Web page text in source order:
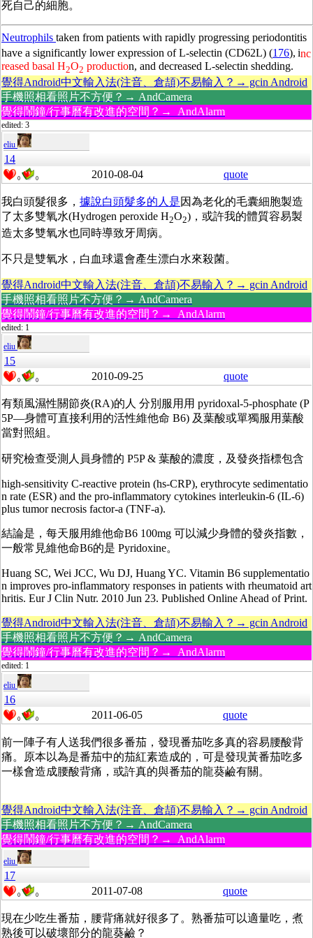
死自己的細胞。
Neutrophils taken from patients with rapidly progressing periodontitis
have a significantly lower expression of L-selectin (CD62L) (176), inc
reased basal H2O2 production, and decreased L-selectin shedding.
覺得Android中文輸入法(注音、倉頡)不易輸入？→ gcin Android
手機照相看照片不方便？→ AndCamera
覺得鬧鐘/行事曆有改進的空間？→ AndAlarm
edited: 3
eliu
14
0 0 2010-08-04 quote
我白頭髮很多， 據說白頭髮多的人是因為老化的毛囊細胞製造
了太多雙氧水(Hydrogen peroxide H2O2)，或許我的體質容易製
造太多雙氧水也同時導致牙周病。
不只是雙氧水，白血球還會產生漂白水來殺菌。
覺得Android中文輸入法(注音、倉頡)不易輸入？→ gcin Android
手機照相看照片不方便？→ AndCamera
覺得鬧鐘/行事曆有改進的空間？→ AndAlarm
edited: 1
eliu
15
0 0 2010-09-25 quote
有類風濕性關節炎(RA)的人 分別服用用 pyridoxal-5-phosphate (P
5P—身體可直接利用的活性維他命 B6) 及葉酸或單獨服用葉酸
當對照組。
研究檢查受測人員身體的 P5P & 葉酸的濃度，及發炎指標包含
high-sensitivity C-reactive protein (hs-CRP), erythrocyte sedimentatio
n rate (ESR) and the pro-inflammatory cytokines interleukin-6 (IL-6)
plus tumor necrosis factor-a (TNF-a).
結論是，每天服用維他命B6 100mg 可以減少身體的發炎指數，
一般常見維他命B6的是 Pyridoxine。
Huang SC, Wei JCC, Wu DJ, Huang YC. Vitamin B6 supplementatio
n improves pro-inflammatory responses in patients with rheumatoid art
hritis. Eur J Clin Nutr. 2010 Jun 23. Published Online Ahead of Print.
覺得Android中文輸入法(注音、倉頡)不易輸入？→ gcin Android
手機照相看照片不方便？→ AndCamera
覺得鬧鐘/行事曆有改進的空間？→ AndAlarm
edited: 1
eliu
16
0 0 2011-06-05 quote
前一陣子有人送我們很多番茄，發現番茄吃多真的容易腰酸背
痛。原本以為是番茄中的茄紅素造成的，可是發現黃番茄吃多
一樣會造成腰酸背痛，或許真的與番茄的龍葵鹼有關。
覺得Android中文輸入法(注音、倉頡)不易輸入？→ gcin Android
手機照相看照片不方便？→ AndCamera
覺得鬧鐘/行事曆有改進的空間？→ AndAlarm
eliu
17
0 0 2011-07-08 quote
現在少吃生番茄，腰背痛就好很多了。熟番茄可以適量吃，煮
熟後可以破壞部分的龍葵鹼？